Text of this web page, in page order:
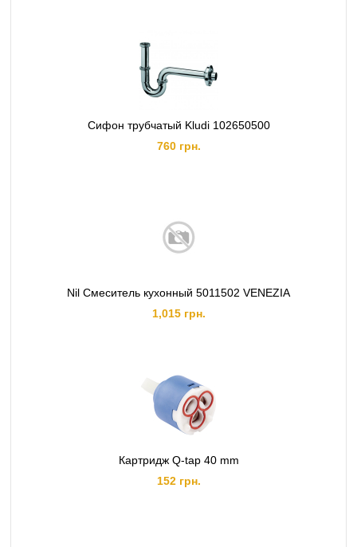
Сифон трубчатый Kludi 102650500
760 грн.
Nil Смеситель кухонный 5011502 VENEZIA
1,015 грн.
Картридж Q-tap 40 mm
152 грн.